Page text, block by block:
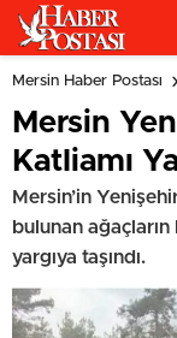
Mersin Haber Postası
Mersin
Katliamı
Mersin’in
bulunan
yargıya taşındı.